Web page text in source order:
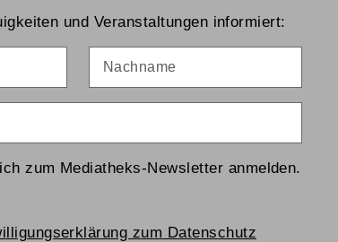
und Veranstaltungen informiert:
zum Mediatheks-Newsletter anmelden.
zum Datenschutz